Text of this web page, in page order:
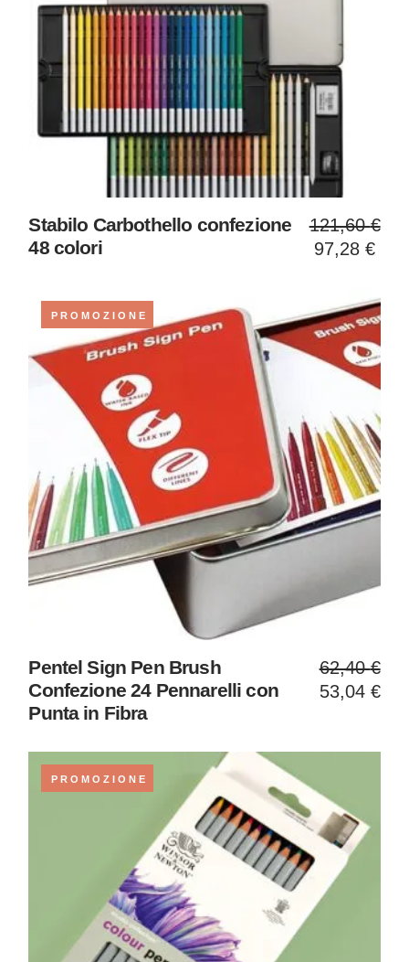
Stabilo Carbothello confezione
48 colori
121,60€
Il
prezzo
121,60
97,28€
Il
prezzo
attuale
97,28
PROMOZIONE
Pentel Sign Pen Brush
Confezione 24 Pennarelli con
Punta in Fibra
62,40€
Il
prezzo
53,04 €
Il
prezzo
attuale
PROMOZIONE